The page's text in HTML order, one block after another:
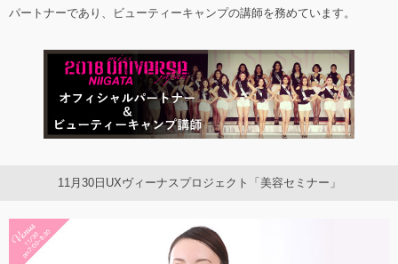
パートナーであり、ビューティーキャンプの講師を務めています。
11月30日UXヴィーナスプロジェクト「美容セミナー」